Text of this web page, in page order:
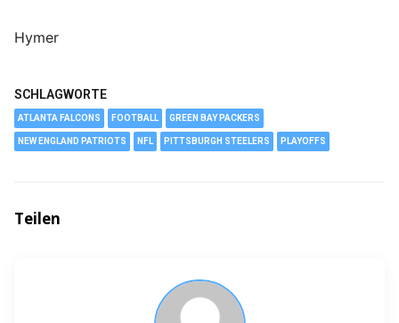
Hymer
SCHLAGWORTE
ATLANTA FALCONS FOOTBALL GREEN BAY PACKERS
NEW ENGLAND PATRIOTS NFL PITTSBURGH STEELERS PLAYOFFS
Teilen